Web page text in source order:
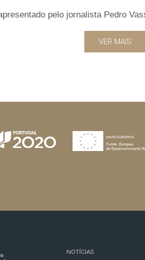
pelo jornalista Pedro
VER MAIS
NOTÍCIAS